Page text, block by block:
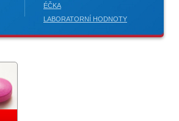
ÉČKA
LABORATORNÍ HODNOTY